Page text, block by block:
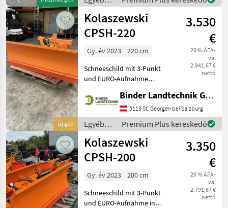
810/1000mm Abmessungen
traktor
tartozékok
/
Kolaszewski
Új gép
Kolaszewski
CPSH-220
3.530
€
20 % ÁFA-
val
2.941,67 €
nettó
Gy. év 2023
220 cm
Schneeschild mit 3-Punkt
und EURO-Aufnahme
220cm Arbeitsbreite: 194 -
221 Gewicht: 311kg
Beschreibung gebogenes
Streichbrett hydra
Binder Landtechnik GmbH & CoKG
5113 St. Georgen bei Salzburg
Egyéb
traktor
tartozékok
/
Kolaszewski
Premium Plus kereskedő
Kolaszewski
CPSH-200
3.350
€
20 % ÁFA-
val
2.791,67 €
nettó
Gy. év 2023
200 cm
Schneeschild mit 3-Punkt
und EURO-Aufnahme in